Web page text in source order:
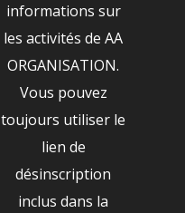
informations sur
les activités de AA
ORGANISATION.
Vous pouvez
toujours utiliser le
lien de
désinscription
inclus dans la